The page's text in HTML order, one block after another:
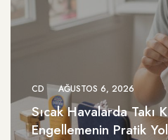
CD AĞUSTOS 6, 2026
Sıcak Havalarda Takı
Engellemenin Pratik